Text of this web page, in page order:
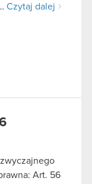
Czytaj dalej
Art. 56